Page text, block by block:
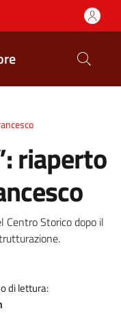
riaperto
Storico dopo il
di lettura: